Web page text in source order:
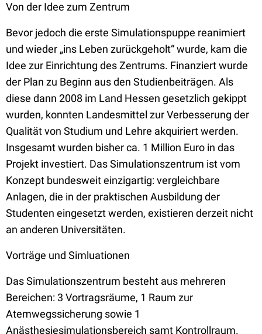
Von der Idee zum Zentrum
Bevor jedoch die erste Simulationspuppe reanimiert
und wieder „ins Leben zurückgeholt“ wurde, kam die
Idee zur Einrichtung des Zentrums. Finanziert wurde
der Plan zu Beginn aus den Studienbeiträgen. Als
diese dann 2008 im Land Hessen gesetzlich gekippt
wurden, konnten Landesmittel zur Verbesserung der
Qualität von Studium und Lehre akquiriert werden.
Insgesamt wurden bisher ca. 1 Million Euro in das
Projekt investiert. Das Simulationszentrum ist vom
Konzept bundesweit einzigartig: vergleichbare
Anlagen, die in der praktischen Ausbildung der
Studenten eingesetzt werden, existieren derzeit nicht
an anderen Universitäten.
Vorträge und Simluationen
Das Simulationszentrum besteht aus mehreren
Bereichen: 3 Vortragsräume, 1 Raum zur
Atemwegssicherung sowie 1
Anästhesiesimulationsbereich samt Kontrollraum.